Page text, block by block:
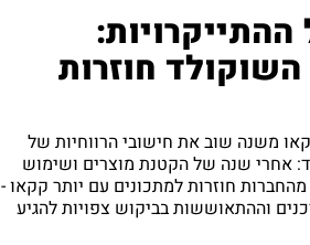
השוקולד חוזרות
משנה שוב את חישובי הרווחיות של
אחרי שנה של הקטנת מוצרים ושימוש
חוזרות למתכונים עם יותר קקאו -
וההתאוששות בביקוש צפויות להגיע